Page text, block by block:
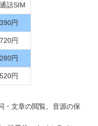
話SIM
円
円
円
円
・文章の閲覧、音源の保